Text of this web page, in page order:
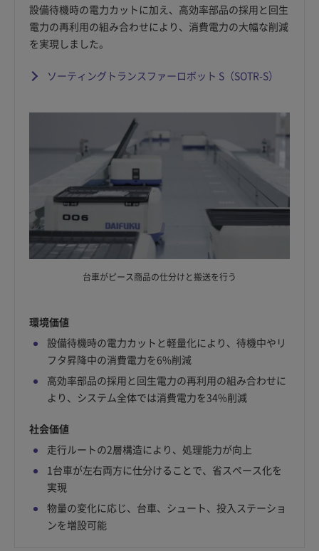
設備待機時の電力カットに加え、高効率部品の採用と回生
電力の再利用の組み合わせにより、消費電力の大幅な削減
を実現しました。
ソーティングトランスファーロボット S（SOTR-S）
台車がピース商品の仕分けと搬送を行う
環境価値
設備待機時の電力カットと軽量化により、待機中やリ
フタ昇降中の消費電力を6%削減
高効率部品の採用と回生電力の再利用の組み合わせに
より、システム全体では消費電力を34%削減
社会価値
走行ルートの2層構造により、処理能力が向上
1台車が左右両方に仕分けることで、省スペース化を
実現
物量の変化に応じ、台車、シュート、投入ステーショ
ンを増設可能